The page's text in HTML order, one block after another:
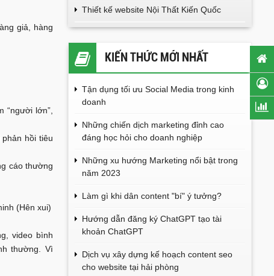
giả, hàng
“người lớn”,
phản hồi tiêu
cáo thường
(Hên xui)
video bình
thường. Vì
Thiết kế website Nội Thất Kiến Quốc
KIẾN THỨC MỚI NHẤT
Tận dụng tối ưu Social Media trong kinh
doanh
Những chiến dịch marketing đỉnh cao
đáng học hỏi cho doanh nghiệp
Những xu hướng Marketing nổi bật trong
năm 2023
Làm gì khi dân content "bí" ý tưởng?
Hướng dẫn đăng ký ChatGPT tạo tài
khoản ChatGPT
Dịch vụ xây dựng kế hoạch content seo
cho website tại hải phòng